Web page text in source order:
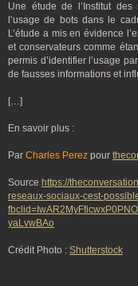
Une étude de l’Institut des
l’usage de bots dans le
L’étude a mis en évidence
et conservateurs comme
permis d’identifier l’usage
de fausses informations et
[…]
En savoir plus :
Par Charles Perez pour
Source https://
reseaux-sociaux-cest-
yaLvwBAo
Crédit Photo : Shutterstock